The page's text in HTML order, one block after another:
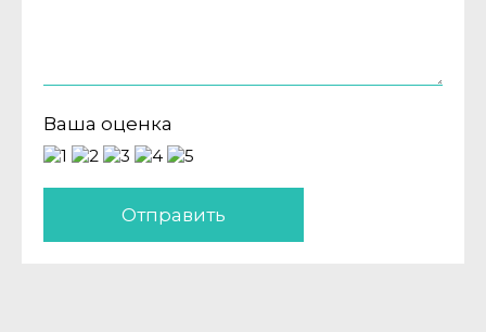
Ваша оценка
Отправить